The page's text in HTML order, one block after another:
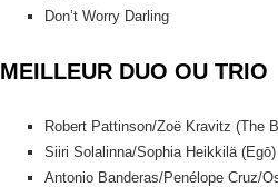
Don’t Worry Darling
MEILLEUR DUO OU TRIO
Robert Pattinson/Zoë Kravitz (The
Siiri Solalinna/Sophia Heikkilä (Egō)
Antonio Banderas/Penélope Cruz/